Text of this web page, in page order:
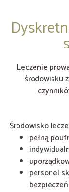
Leczenie
środowisku
Środowisko
pełną
personel